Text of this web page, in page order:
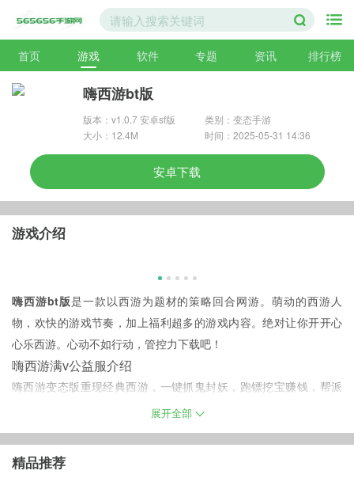
首页 游戏 软件 专题 资讯 排行榜
嗨西游bt版
版本：v1.0.7 安卓sf版
类别：变态手游
大小：12.4M
时间：2025-05-31 14:36
安卓下载
游戏介绍
嗨西游bt版是一款以西游为题材的策略回合网游。萌动的西游人
物，欢快的游戏节奏，加上福利超多的游戏内容。绝对让你开开心
心乐西游。心动不如行动，管控力下载吧！
嗨西游满v公益服介绍
嗨西游变态版重现经典西游，一键抓鬼封妖，跑镖挖宝赚钱，帮派
奸细，大闹天宫，三界混战——各种经典玩法一一再现，更有数十
会，终结各种怨念！
展开全部
精品推荐